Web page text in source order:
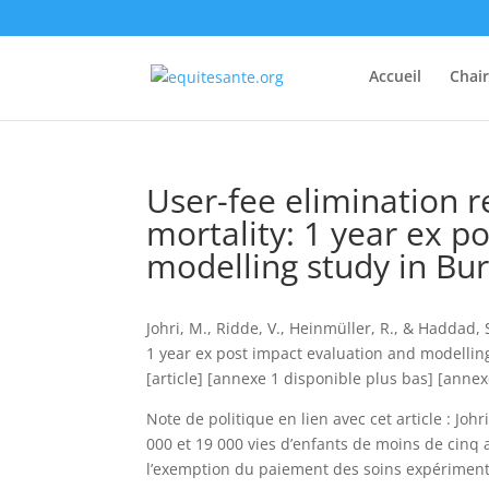
Accueil
User-fee elimination
mortality: 1 year ex
modelling study in
Johri, M., Ridde, V., Heinmüller, R., &
1 year ex post impact evaluation and
[article] [annexe 1 disponible plus bas]
Note de politique en lien avec cet article :
000 et 19 000 vies d’enfants de moins de
l’exemption du paiement des soins